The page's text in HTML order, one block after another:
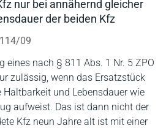
nur bei annähernd gleicher
der beiden Kfz
09
eines nach § 811 Abs. 1 Nr. 5 ZPO
zulässig, wenn das Ersatzstück
und Lebensdauer wie
aufweist. Das ist dann nicht der
Kfz neun Jahre alt ist mit einer